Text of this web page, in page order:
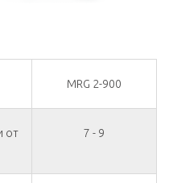
MRG 2-900
от
7 - 9